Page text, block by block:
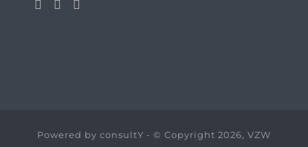
Powered by consultY - © Copyright 2026, VZW